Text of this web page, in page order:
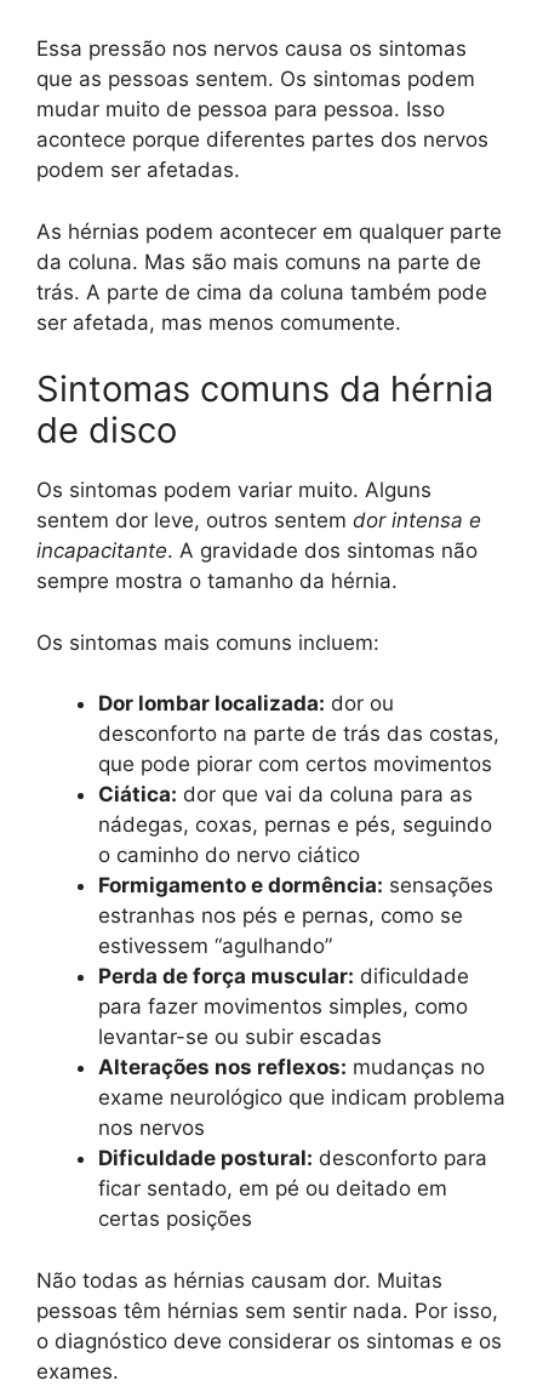
Essa pressão nos nervos causa os sintomas
que as pessoas sentem. Os sintomas podem
mudar muito de pessoa para pessoa. Isso
acontece porque diferentes partes dos nervos
podem ser afetadas.
As hérnias podem acontecer em qualquer parte
da coluna. Mas são mais comuns na parte de
trás. A parte de cima da coluna também pode
ser afetada, mas menos comumente.
Sintomas comuns da hérnia
de disco
Os sintomas podem variar muito. Alguns
sentem dor leve, outros sentem dor intensa e
incapacitante. A gravidade dos sintomas não
sempre mostra o tamanho da hérnia.
Os sintomas mais comuns incluem:
Dor lombar localizada: dor ou
desconforto na parte de trás das costas,
que pode piorar com certos movimentos
Ciática: dor que vai da coluna para as
nádegas, coxas, pernas e pés, seguindo
o caminho do nervo ciático
Formigamento e dormência: sensações
estranhas nos pés e pernas, como se
estivessem “agulhando”
Perda de força muscular: dificuldade
para fazer movimentos simples, como
levantar-se ou subir escadas
Alterações nos reflexos: mudanças no
exame neurológico que indicam problema
nos nervos
Dificuldade postural: desconforto para
ficar sentado, em pé ou deitado em
certas posições
Não todas as hérnias causam dor. Muitas
pessoas têm hérnias sem sentir nada. Por isso,
o diagnóstico deve considerar os sintomas e os
exames.